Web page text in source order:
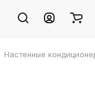
Настенные